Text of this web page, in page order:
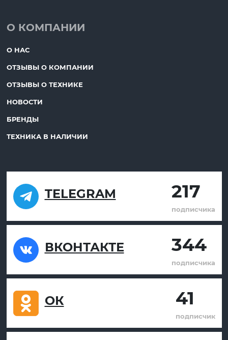
О КОМПАНИИ
О НАС
ОТЗЫВЫ О КОМПАНИИ
ОТЗЫВЫ О ТЕХНИКЕ
НОВОСТИ
БРЕНДЫ
ТЕХНИКА В НАЛИЧИИ
TELEGRAM 217
подписчика
ВКОНТАКТЕ 344
подписчика
ОК 41
подписчик